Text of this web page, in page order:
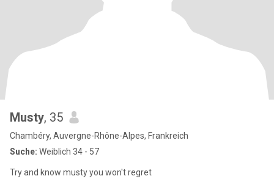
Musty, 35
Chambéry, Auvergne-Rhône-Alpes, Frankreich
Suche: Weiblich 34 - 57
Try and know musty you won't regret